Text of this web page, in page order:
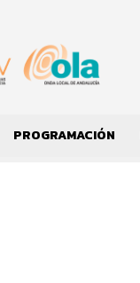
PROGRAMACIÓN